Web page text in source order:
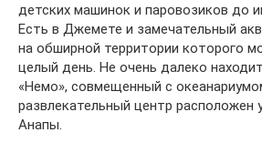
детских машинок и паровозиков до
Есть в Джемете и замечательный
на обширной территории которого
целый день. Не очень далеко
«Немо», совмещенный с
развлекательный центр расположен
Анапы.